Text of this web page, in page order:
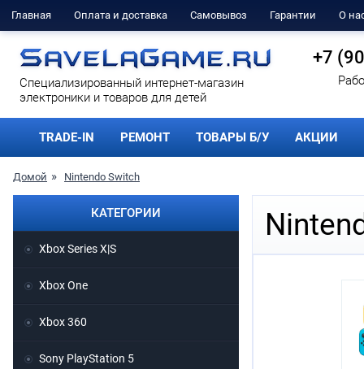
Главная Оплата и доставка Самовывоз Гарантии О
Cпециализированный интернет-магазин
электроники и товаров для детей
+7
TRADE-IN РЕМОНТ ТОВАРЫ Б/У АКЦИИ
Домой Nintendo Switch
КАТЕГОРИИ
Xbox Series X|S
Xbox One
Xbox 360
Sony PlayStation 5